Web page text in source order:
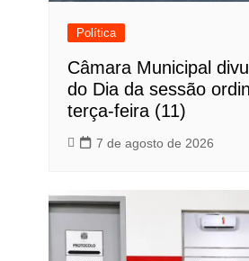
Política
Câmara Municipal
do Dia da sessão
terça-feira (11)
7 de agosto de 2026